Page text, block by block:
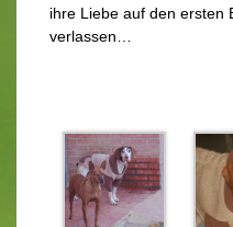
ihre Liebe auf den ersten
verlassen…